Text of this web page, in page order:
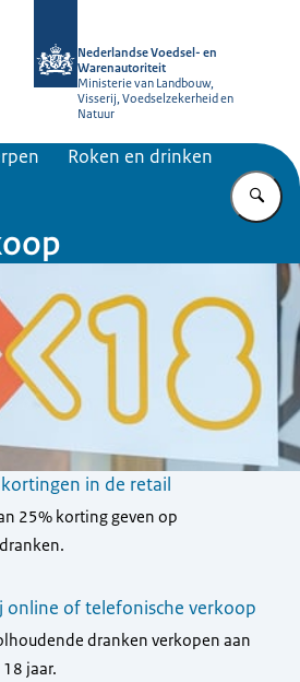
Nederlandse Voedsel- en
Warenautoriteit
Ministerie van Landbouw,
Visserij, Voedselzekerheid en
Natuur
Roken en drinken
in de retail
25% korting geven op
online of telefonische verkoop
dranken verkopen aan
jaar.